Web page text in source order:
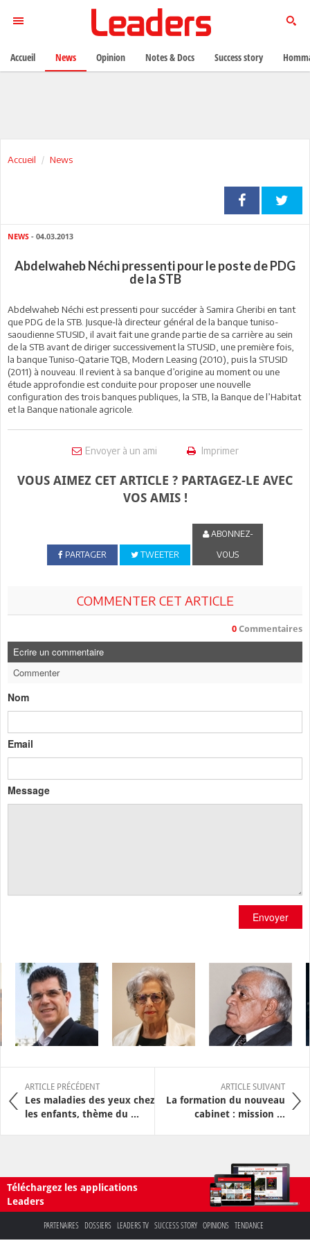
Accueil News
NEWS - 04.03.2013
Abdelwaheb Néchi pressenti pour le poste de PDG
de la STB
Abdelwaheb Néchi est pressenti pour succéder à Samira Gheribi en tant
que PDG de la STB. Jusque-là directeur général de la banque tuniso-
saoudienne STUSID, il avait fait une grande partie de sa carrière au sein
de la STB avant de diriger successivement la STUSID, une première fois,
la banque Tuniso-Qatarie TQB, Modern Leasing (2010), puis la STUSID
(2011) à nouveau. Il revient à sa banque d’origine au moment ou une
étude approfondie est conduite pour proposer une nouvelle
configuration des trois banques publiques, la STB, la Banque de l’Habitat
et la Banque nationale agricole.
Envoyer à un ami Imprimer
VOUS AIMEZ CET ARTICLE ? PARTAGEZ-LE AVEC
VOS AMIS !
PARTAGER TWEETER
ABONNEZ-
VOUS
COMMENTER CET ARTICLE
0 Commentaires
Ecrire un commentaire
Commenter
Nom
Email
Message
Envoyer
ARTICLE PRÉCÉDENT
Les maladies des yeux chez
les enfants, thème du ...
ARTICLE SUIVANT
La formation du nouveau
cabinet : mission ...
Téléchargez les applications
Leaders
PARTENAIRES DOSSIERS LEADERS TV SUCCESS STORY OPINIONS TENDANCE
Accueil News Opinion Notes & Docs Success story